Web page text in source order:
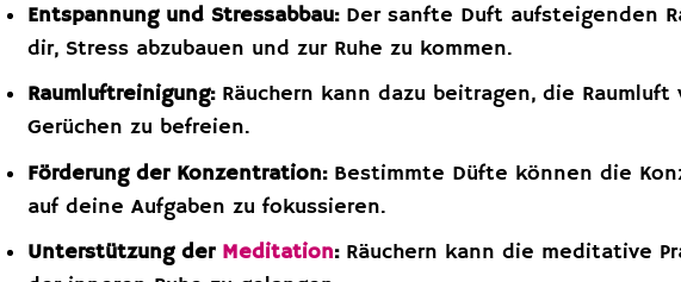
Entspannung und Stressabbau:Der sanfte Duft aufsteigenden
dir, Stress abzubauen und zur Ruhe zu kommen.
Raumluftreinigung:Räuchern kann dazu beitragen, die
Gerüchen zu befreien.
Förderung der Konzentration:Bestimmte Düfte können die
auf deine Aufgaben zu fokussieren.
Unterstützung der Meditation:Räuchern kann die meditative